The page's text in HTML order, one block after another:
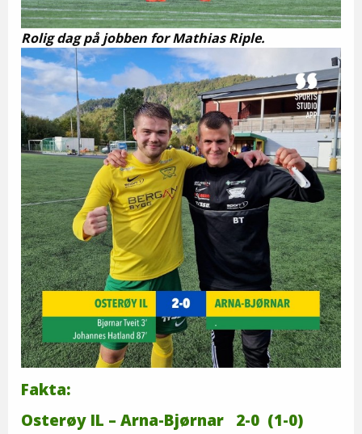
Rolig dag på jobben for Mathias Riple.
Fakta:
Osterøy IL – Arna-Bjørnar 2-0 (1-0)